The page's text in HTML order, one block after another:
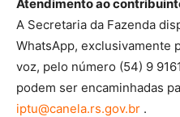
Atendimento ao
A Secretaria da Fazenda
WhatsApp, exclusivamente
voz, pelo número (54) 9
podem ser encaminhadas
iptu@canela.rs.gov.br .